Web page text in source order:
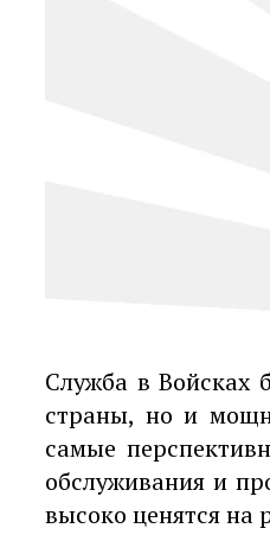
Служба в Войсках
страны, но и
самые
обслуживания и
высоко ценятся на